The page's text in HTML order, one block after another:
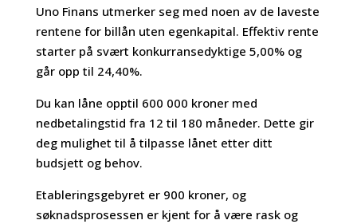
Uno Finans utmerker seg med noen av de laveste
rentene for billån uten egenkapital. Effektiv rente
starter på svært konkurransedyktige 5,00% og
går opp til 24,40%.
Du kan låne opptil 600 000 kroner med
nedbetalingstid fra 12 til 180 måneder. Dette gir
deg mulighet til å tilpasse lånet etter ditt
budsjett og behov.
Etableringsgebyret er 900 kroner, og
søknadsprosessen er kjent for å være rask og